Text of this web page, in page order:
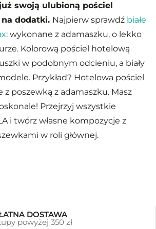
swoją ulubioną pościel
dodatki. Najpierw sprawdź białe
: wykonane z adamaszku, o lekko
Kolorową pościel hotelową
w podobnym odcieniu, a biały
Przykład? Hotelowa pościel
z poszewką z adamaszku. Masz
Przejrzyj wszystkie
i twórz własne kompozycje z
w roli głównej.
DOSTAWA
powyżej 350 zł